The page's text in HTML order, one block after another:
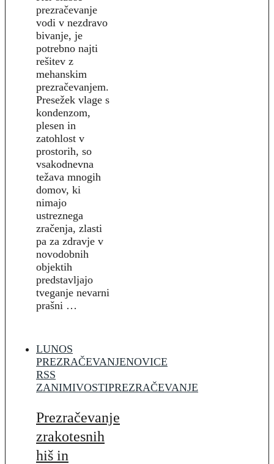
prezračevanje
vodi v nezdravo
bivanje, je
potrebno najti
rešitev z
mehanskim
prezračevanjem.
Presežek vlage s
kondenzom,
plesen in
zatohlost v
prostorih, so
vsakodnevna
težava mnogih
domov, ki
nimajo
ustreznega
zračenja, zlasti
pa za zdravje v
novodobnih
objektih
predstavljajo
tveganje nevarni
prašni …
LUNOS
PREZRAČEVANJENOVICE
RSS
ZANIMIVOSTIPREZRAČEVANJE
Prezračevanje
zrakotesnih
hiš in